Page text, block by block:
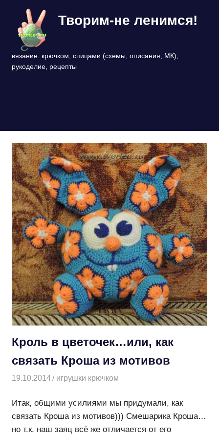
содержимому
Творим-не ленимся!
вязание: крючком, спицами (схемы, описания, МК),
рукоделие, рецепты
Кроль в цветочек…или, как
связать Кроша из мотивов
19.10.2014 Творогова Елена
игрушки крючком
Итак, общими усилиями мы придумали, как
связать Кроша из мотивов))) Смешарика Кроша…
но т.к. наш заяц всё же отличается от его